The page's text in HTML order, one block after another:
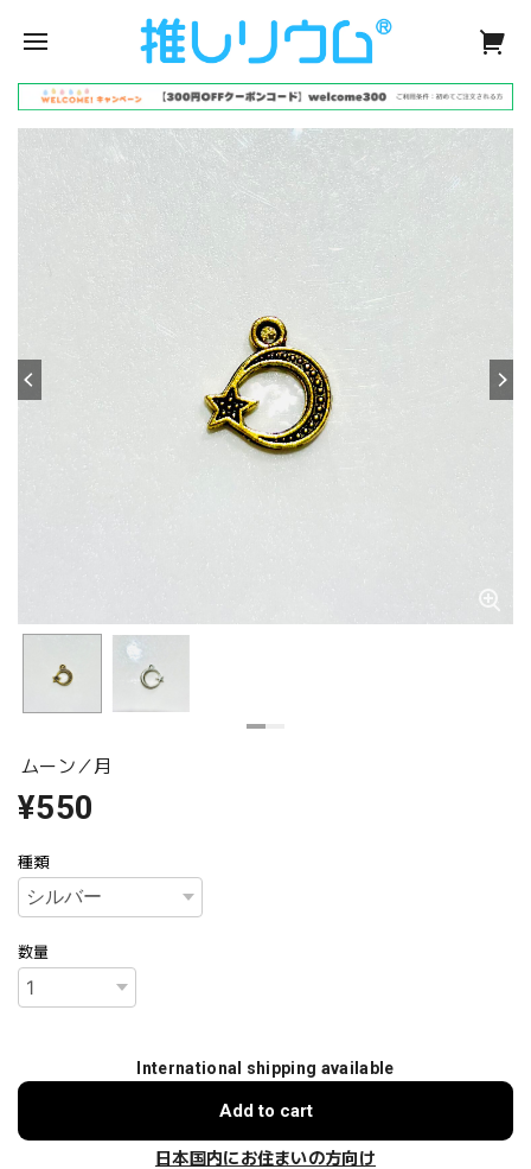
ムーン／月
¥550
種類
数量
International shipping available
Add to cart
日本国内にお住まいの方向け